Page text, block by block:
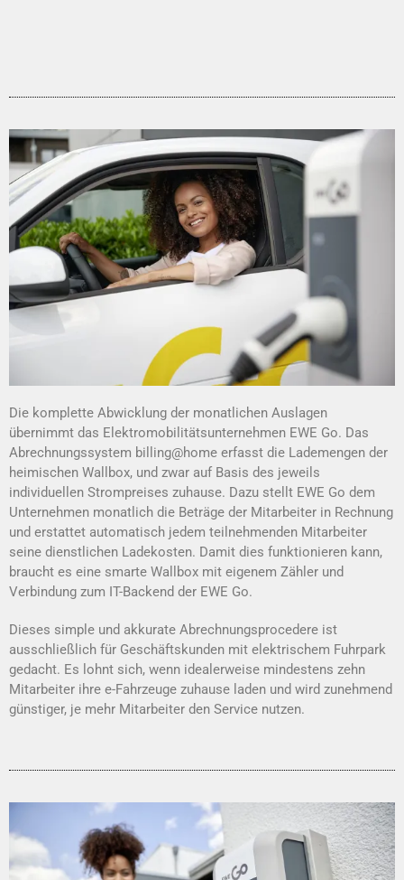
Die komplette Abwicklung der monatlichen Auslagen
übernimmt das Elektromobilitätsunternehmen EWE Go. Das
Abrechnungssystem billing@home erfasst die Lademengen der
heimischen Wallbox, und zwar auf Basis des jeweils
individuellen Strompreises zuhause. Dazu stellt EWE Go dem
Unternehmen monatlich die Beträge der Mitarbeiter in Rechnung
und erstattet automatisch jedem teilnehmenden Mitarbeiter
seine dienstlichen Ladekosten. Damit dies funktionieren kann,
braucht es eine smarte Wallbox mit eigenem Zähler und
Verbindung zum IT-Backend der EWE Go.
Dieses simple und akkurate Abrechnungsprocedere ist
ausschließlich für Geschäftskunden mit elektrischem Fuhrpark
gedacht. Es lohnt sich, wenn idealerweise mindestens zehn
Mitarbeiter ihre e-Fahrzeuge zuhause laden und wird zunehmend
günstiger, je mehr Mitarbeiter den Service nutzen.